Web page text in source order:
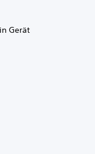
Gerät